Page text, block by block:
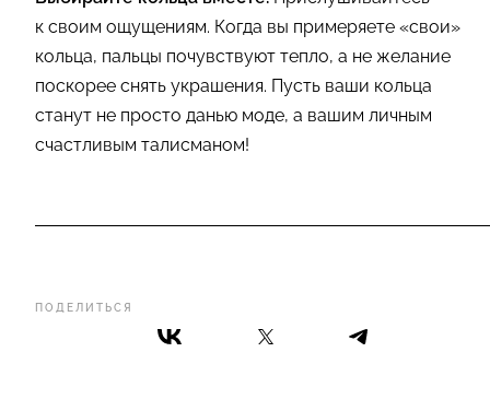
ПОДЕЛИТЬСЯ
к своим ощущениям. Когда вы примеряете «свои»
кольца, пальцы почувствуют тепло, а не желание
поскорее снять украшения. Пусть ваши кольца
станут не просто данью моде, а вашим личным
счастливым талисманом!